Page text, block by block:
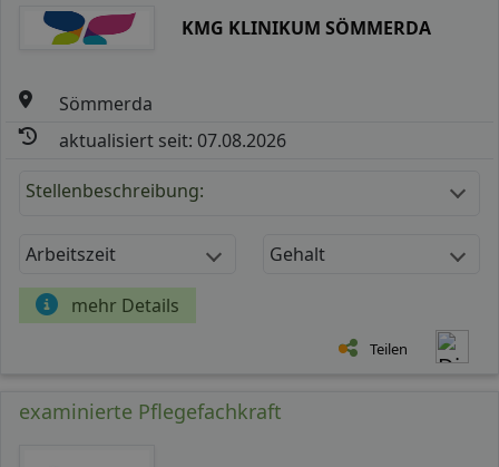
KMG KLINIKUM SÖMMERDA
Sömmerda
aktualisiert seit: 07.08.2026
Stellenbeschreibung:
Arbeitszeit Gehalt
mehr Details
Teilen
examinierte Pflegefachkraft